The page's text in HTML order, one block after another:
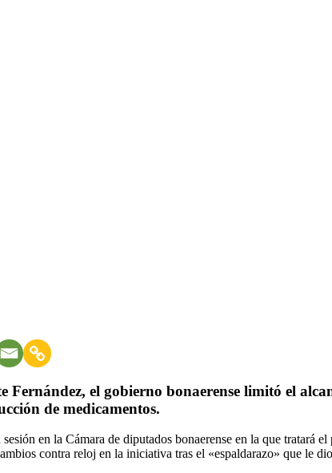
Fernández, el gobierno bonaerense limitó el
de medicamentos.
sesión en la Cámara de diputados bonaerense en la que
contra reloj en la iniciativa tras el «espaldarazo» que le